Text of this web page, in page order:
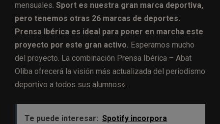
mensuales. Sport es nuestra gran marca deportiva,
pero tenemos otras 26 marcas de deportes.
Prensa Ibérica es ideal para poner en marcha este
proyecto por este gran activo. Esperamos mucho
del proyecto. La combinación Prensa Ibérica – Abat
Oliba ofrecerá la visión más actualizada del periodismo
deportivo a todos sus alumnos».
Te puede interesar: Spotify incorpora